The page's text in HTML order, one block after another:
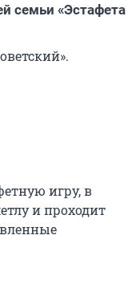
семьи «Эстафета
игру, в
и проходит